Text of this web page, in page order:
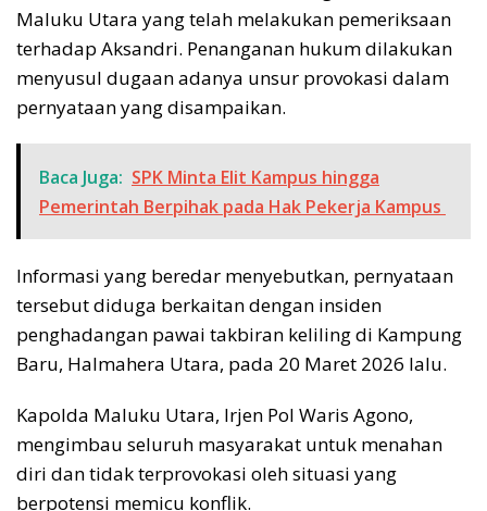
Maluku Utara yang telah melakukan pemeriksaan
terhadap Aksandri. Penanganan hukum dilakukan
menyusul dugaan adanya unsur provokasi dalam
pernyataan yang disampaikan.
Baca Juga: SPK Minta Elit Kampus hingga
Pemerintah Berpihak pada Hak Pekerja Kampus
Informasi yang beredar menyebutkan, pernyataan
tersebut diduga berkaitan dengan insiden
penghadangan pawai takbiran keliling di Kampung
Baru, Halmahera Utara, pada 20 Maret 2026 lalu.
Kapolda Maluku Utara, Irjen Pol Waris Agono,
mengimbau seluruh masyarakat untuk menahan
diri dan tidak terprovokasi oleh situasi yang
berpotensi memicu konflik.